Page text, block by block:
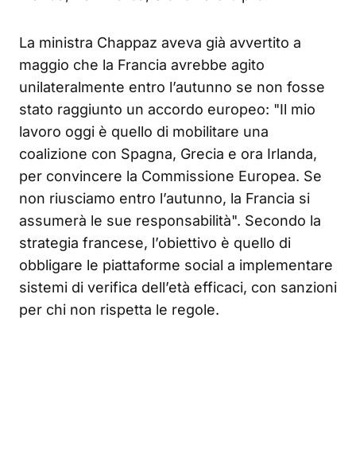
La ministra Chappaz aveva già avvertito a
maggio che la Francia avrebbe agito
unilateralmente entro l’autunno se non fosse
stato raggiunto un accordo europeo: "Il mio
lavoro oggi è quello di mobilitare una
coalizione con Spagna, Grecia e ora Irlanda,
per convincere la Commissione Europea. Se
non riusciamo entro l’autunno, la Francia si
assumerà le sue responsabilità". Secondo la
strategia francese, l’obiettivo è quello di
obbligare le piattaforme social a implementare
sistemi di verifica dell’età efficaci, con sanzioni
per chi non rispetta le regole.